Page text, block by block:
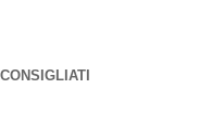
CONSIGLIATI